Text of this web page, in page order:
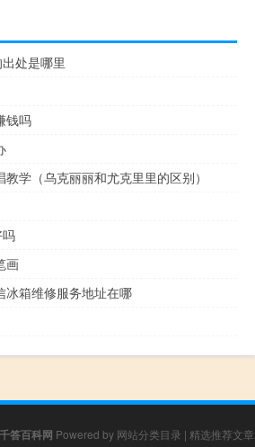
处是哪里
钱吗
学（乌克丽丽和尤克里里的区别）
画
冰箱维修服务地址在哪
答百科网 Powered by 网站分类目录 | 精选推荐文章